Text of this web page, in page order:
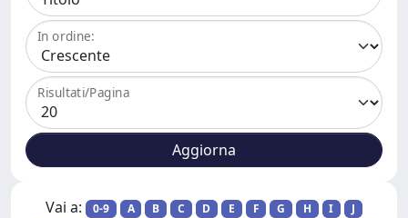
In ordine:
Risultati/Pagina
Vai a: 0-9 A B C D E F G H I
J